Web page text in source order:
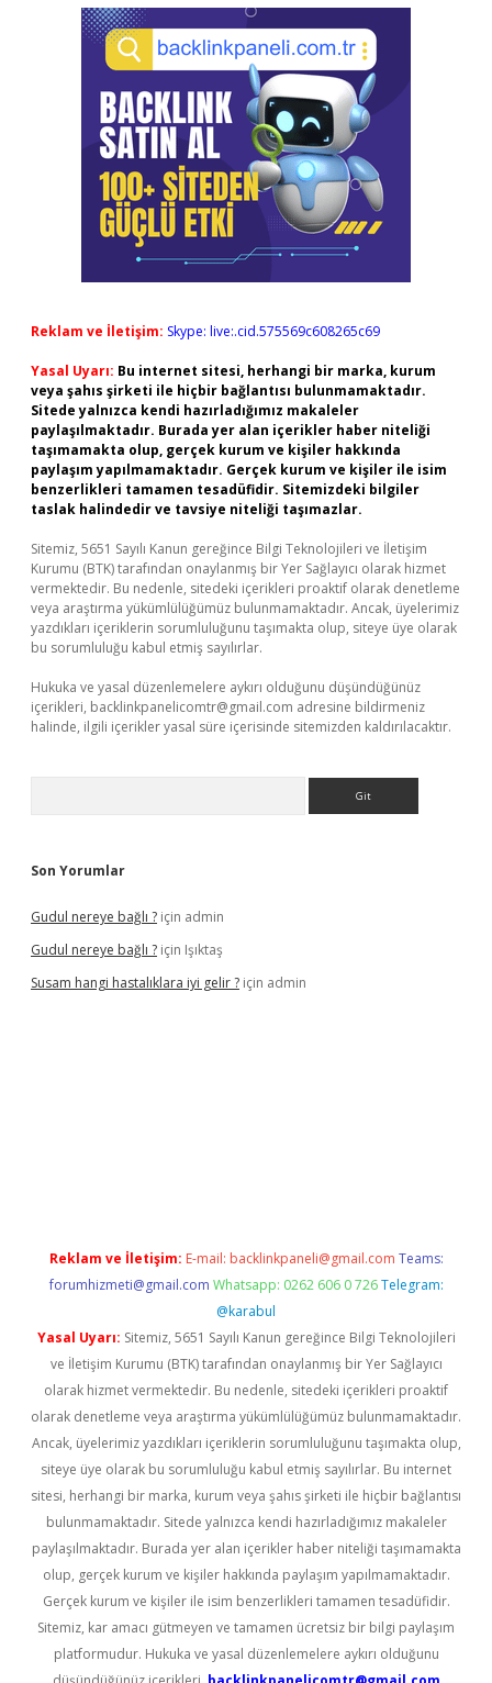
Reklam ve İletişim: Skype: live:.cid.575569c608265c69
Yasal Uyarı: Bu internet sitesi, herhangi bir marka, kurum
veya şahıs şirketi ile hiçbir bağlantısı bulunmamaktadır.
Sitede yalnızca kendi hazırladığımız makaleler
paylaşılmaktadır. Burada yer alan içerikler haber niteliği
taşımamakta olup, gerçek kurum ve kişiler hakkında
paylaşım yapılmamaktadır. Gerçek kurum ve kişiler ile isim
benzerlikleri tamamen tesadüfidir. Sitemizdeki bilgiler
taslak halindedir ve tavsiye niteliği taşımazlar.
Sitemiz, 5651 Sayılı Kanun gereğince Bilgi Teknolojileri ve İletişim
Kurumu (BTK) tarafından onaylanmış bir Yer Sağlayıcı olarak hizmet
vermektedir. Bu nedenle, sitedeki içerikleri proaktif olarak denetleme
veya araştırma yükümlülüğümüz bulunmamaktadır. Ancak, üyelerimiz
yazdıkları içeriklerin sorumluluğunu taşımakta olup, siteye üye olarak
bu sorumluluğu kabul etmiş sayılırlar.
Hukuka ve yasal düzenlemelere aykırı olduğunu düşündüğünüz
içerikleri, backlinkpanelicomtr@gmail.com adresine bildirmeniz
halinde, ilgili içerikler yasal süre içerisinde sitemizden kaldırılacaktır.
Son Yorumlar
Gudul nereye bağlı ? için admin
Gudul nereye bağlı ? için Işıktaş
Susam hangi hastalıklara iyi gelir ? için admin
Reklam ve İletişim: E-mail: backlinkpaneli@gmail.com Teams:
forumhizmeti@gmail.com Whatsapp: 0262 606 0 726 Telegram:
@karabul
Yasal Uyarı: Sitemiz, 5651 Sayılı Kanun gereğince Bilgi Teknolojileri
ve İletişim Kurumu (BTK) tarafından onaylanmış bir Yer Sağlayıcı
olarak hizmet vermektedir. Bu nedenle, sitedeki içerikleri proaktif
olarak denetleme veya araştırma yükümlülüğümüz bulunmamaktadır.
Ancak, üyelerimiz yazdıkları içeriklerin sorumluluğunu taşımakta olup,
siteye üye olarak bu sorumluluğu kabul etmiş sayılırlar. Bu internet
sitesi, herhangi bir marka, kurum veya şahıs şirketi ile hiçbir bağlantısı
bulunmamaktadır. Sitede yalnızca kendi hazırladığımız makaleler
paylaşılmaktadır. Burada yer alan içerikler haber niteliği taşımamakta
olup, gerçek kurum ve kişiler hakkında paylaşım yapılmamaktadır.
Gerçek kurum ve kişiler ile isim benzerlikleri tamamen tesadüfidir.
Sitemiz, kar amacı gütmeyen ve tamamen ücretsiz bir bilgi paylaşım
platformudur. Hukuka ve yasal düzenlemelere aykırı olduğunu